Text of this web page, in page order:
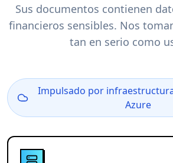
Sus documentos contienen
financieros sensibles. Nos
tan en serio como
Impulsado por
Azure